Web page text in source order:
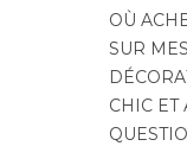
OÙ
SUR
CHIC ET